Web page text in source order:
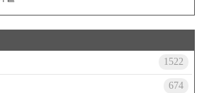
1522
674